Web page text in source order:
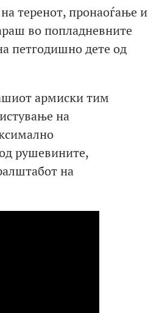
теренот, пронаоѓање и
во попладневните
петгодишно дете од
армиски тим
на
рушевините,
на